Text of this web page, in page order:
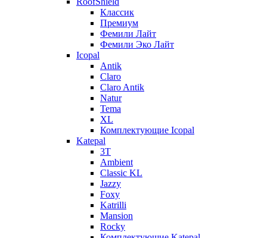
Классик
Премиум
Фемили Лайт
Фемили Эко Лайт
Icopal
Antik
Claro
Claro Antik
Natur
Tema
XL
Комплектующие Icopal
Katepal
3T
Ambient
Classic KL
Jazzy
Foxy
Katrilli
Mansion
Rocky